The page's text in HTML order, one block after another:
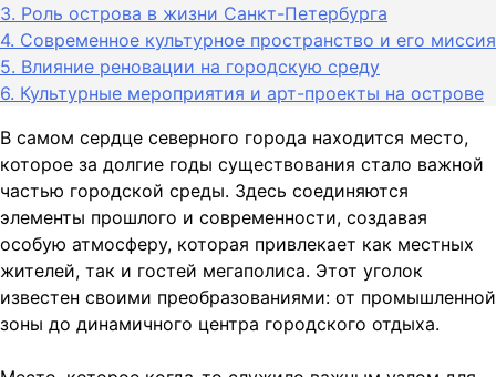
3. Роль острова в жизни Санкт-Петербурга
4. Современное культурное пространство и его миссия
5. Влияние реновации на городскую среду
6. Культурные мероприятия и арт-проекты на острове
В самом сердце северного города находится место,
которое за долгие годы существования стало важной
частью городской среды. Здесь соединяются
элементы прошлого и современности, создавая
особую атмосферу, которая привлекает как местных
жителей, так и гостей мегаполиса. Этот уголок
известен своими преобразованиями: от промышленной
зоны до динамичного центра городского отдыха.